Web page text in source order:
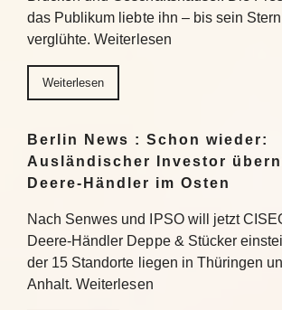
das Publikum liebte ihn – bis sein Stern
verglühte. Weiterlesen
Weiterlesen
Berlin News : Schon wieder:
Ausländischer Investor
Deere-Händler im Osten
Nach Senwes und IPSO will jetzt
Deere-Händler Deppe & Stücker
der 15 Standorte liegen in Thüringen
Anhalt. Weiterlesen